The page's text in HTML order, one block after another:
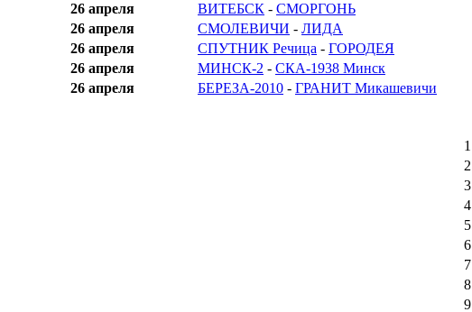
26 апреля
ВИТЕБСК - СМОРГОНЬ
26 апреля
СМОЛЕВИЧИ - ЛИДА
26 апреля
СПУТНИК Речица - ГОРОДЕЯ
26 апреля
МИНСК-2 - СКА-1938 Минск
26 апреля
БЕРЕЗА-2010 - ГРАНИТ Микашевичи
1
2
3
4
5
6
7
8
9